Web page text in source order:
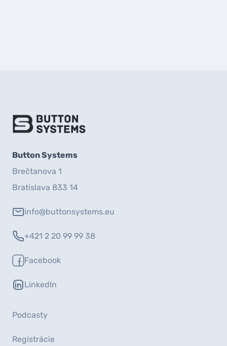
Button Systems
Brečtanova 1
Bratislava 833 14
info@buttonsystems.eu
+421 2 20 99 99 38
Facebook
LinkedIn
Podcasty
Registrácie